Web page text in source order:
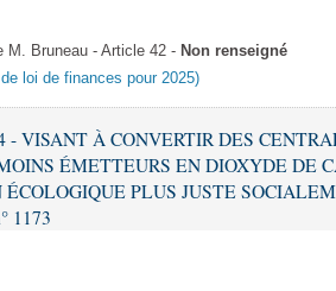
M. Bruneau - Article 42 - Non renseigné
loi de finances pour 2025)
- VISANT À CONVERTIR DES
ÉMETTEURS EN DIOXYDE DE
PLUS JUSTE
1173